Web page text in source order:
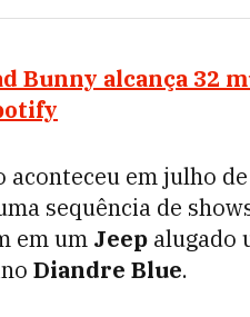
Bunny alcança 32
aconteceu em julho
sequência de
em um Jeep alugado
Diandre Blue.